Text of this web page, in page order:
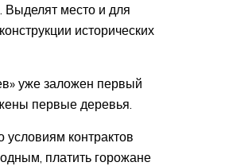
Выделят место и для
исторических
уже заложен первый
первые деревья.
условиям контрактов
платить горожане